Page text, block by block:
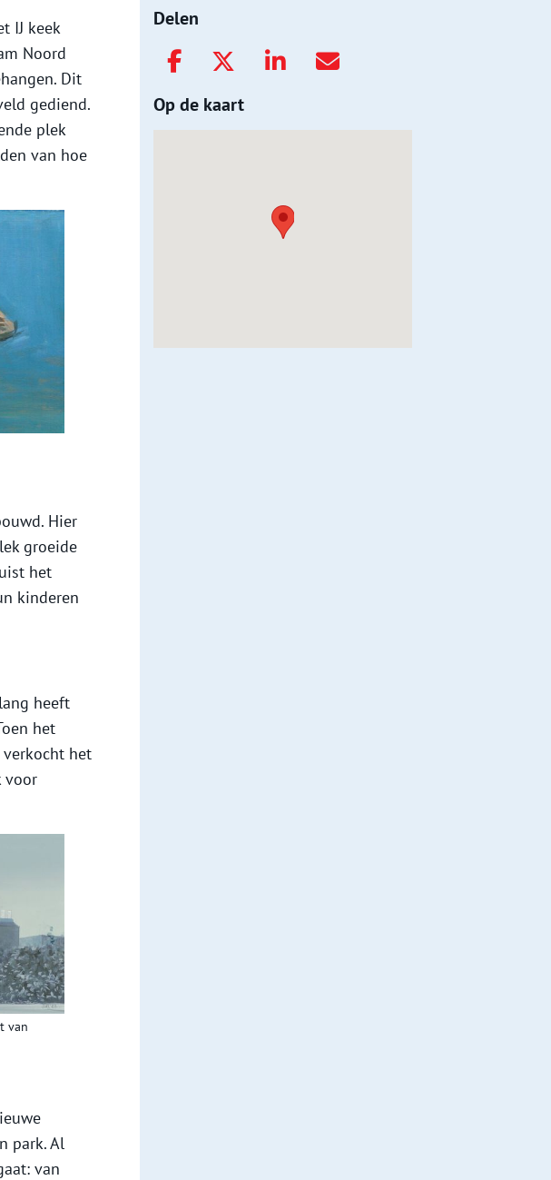
rijker: de net heropende Tolhuistuin. Deze plek,
veroordeelden werden opgehangen, is een mooi
afgelopen eeuwen heeft meegemaakt.
IJ keek
Noord
Dit
gediend.
plek
van hoe
Hier
groeide
het
kinderen
heeft
het
het
voor
van
park. Al
van
Delen
Op de kaart